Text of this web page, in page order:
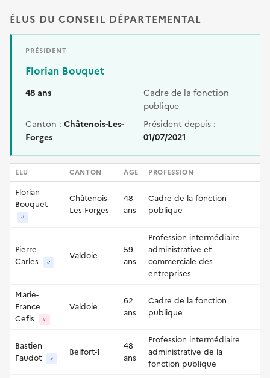
ÉLUS DU CONSEIL DÉPARTEMENTAL
PRÉSIDENT
Florian Bouquet
48 ans
Cadre de la fonction
publique
Canton : Châtenois-Les-
Forges
Président depuis :
01/07/2021
ÉLU CANTON ÂGE PROFESSION
Florian
Bouquet
♂
Châtenois-
Les-Forges
48
ans
Cadre de la fonction
publique
Pierre
Carles
♂
Valdoie
59
ans
Profession intermédiaire
administrative et
commerciale des
entreprises
Marie-
France
Cefis
♀
Valdoie
62
ans
Cadre de la fonction
publique
Bastien
Faudot
♂
Belfort-1
48
ans
Profession intermédiaire
administrative de la
fonction publique